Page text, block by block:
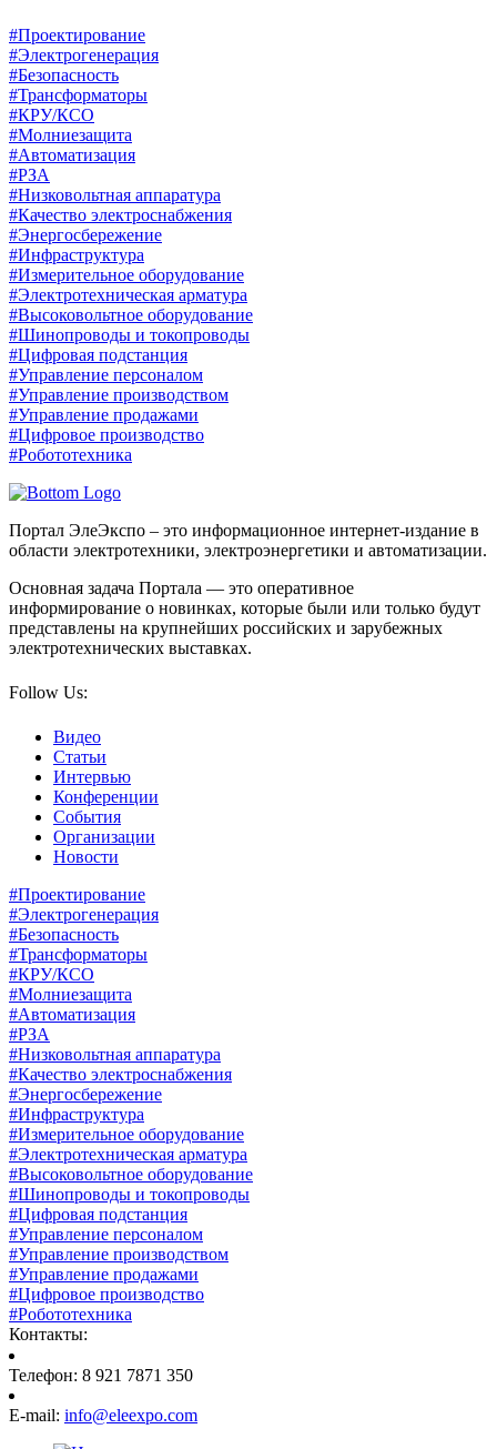
#Проектирование
#Электрогенерация
#Безопасность
#Трансформаторы
#КРУ/КСО
#Молниезащита
#Автоматизация
#РЗА
#Низковольтная аппаратура
#Качество электроснабжения
#Энергосбережение
#Инфраструктура
#Измерительное оборудование
#Электротехническая арматура
#Высоковольтное оборудование
#Шинопроводы и токопроводы
#Цифровая подстанция
#Управление персоналом
#Управление производством
#Управление продажами
#Цифровое производство
#Робототехника
Портал ЭлеЭкспо – это информационное интернет-издание в
области электротехники, электроэнергетики и автоматизации.
Основная задача Портала — это оперативное
информирование о новинках, которые были или только будут
представлены на крупнейших российских и зарубежных
электротехнических выставках.
Follow Us:
Видео
Статьи
Интервью
Конференции
События
Организации
Новости
#Проектирование
#Электрогенерация
#Безопасность
#Трансформаторы
#КРУ/КСО
#Молниезащита
#Автоматизация
#РЗА
#Низковольтная аппаратура
#Качество электроснабжения
#Энергосбережение
#Инфраструктура
#Измерительное оборудование
#Электротехническая арматура
#Высоковольтное оборудование
#Шинопроводы и токопроводы
#Цифровая подстанция
#Управление персоналом
#Управление производством
#Управление продажами
#Цифровое производство
#Робототехника
Контакты:
Телефон: 8 921 7871 350
E-mail: info@eleexpo.com